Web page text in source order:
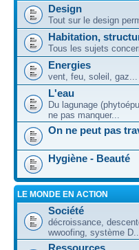
Design
Tout sur le design
Habitation,
Tous les sujets
Energies
vent, feu, soleil, gaz...
L'eau
Du lagunage
ne pas manquer...
On ne peut pas
Hygiène - Beauté
LE MONDE EN ACTION
Société
décroissance,
wwoofing, système
Ressources